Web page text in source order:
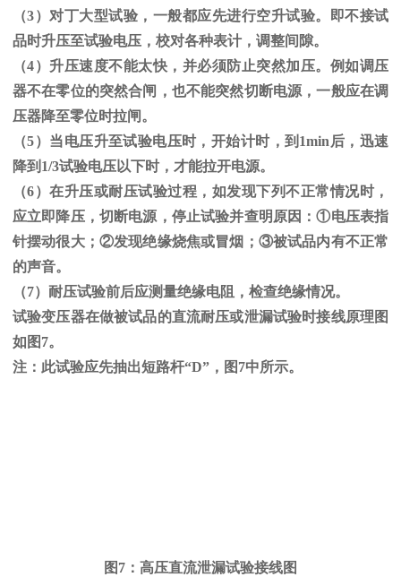
（3）对丁大型试验，一般都应先进行空升试验。即不接试
品时升压至试验电压，校对各种表计，调整间隙。
（4）升压速度不能太快，并必须防止突然加压。例如调压
器不在零位的突然合闸，也不能突然切断电源，一般应在调
压器降至零位时拉闸。
（5）当电压升至试验电压时，开始计时，到 1min 后，迅速
降到 1/3试验电压以下时，才能拉开电源。
（6）在升压或耐压试验过程，如发现下列不正常情况时，
应立即降压，切断电源，停止试验并查明原因：①电压表指
针摆动很大； ②发现绝缘烧焦或冒烟； ③被试品内有不正常
的声音。
（7）耐压试验前后应测量绝缘电阻，检查绝缘情况。
试验变压器在做被试品的直流耐压或泄漏试验时接线原理图
如图 7。
注：此试验应先抽出短路杆“D”，图 7中所示。
图 7 ：高压直流泄漏试验接线图